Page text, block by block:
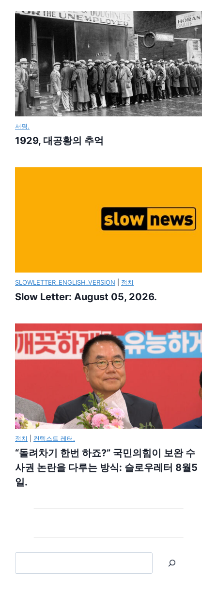
서평.
1929, 대공황의 추억
SLOWLETTER_ENGLISH_VERSION 정치
Slow Letter: August 05, 2026.
정치 컨텍스트 레터.
“돌려차기 한번 하죠?” 국민의힘이 보완 수
사권 논란을 다루는 방식: 슬로우레터 8월5
일.